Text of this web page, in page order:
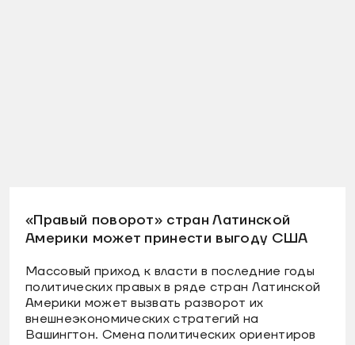
«Правый поворот» стран Латинской
Америки может принести выгоду США
Массовый приход к власти в последние годы
политических правых в ряде стран Латинской
Америки может вызвать разворот их
внешнеэкономических стратегий на
Вашингтон. Смена политических ориентиров